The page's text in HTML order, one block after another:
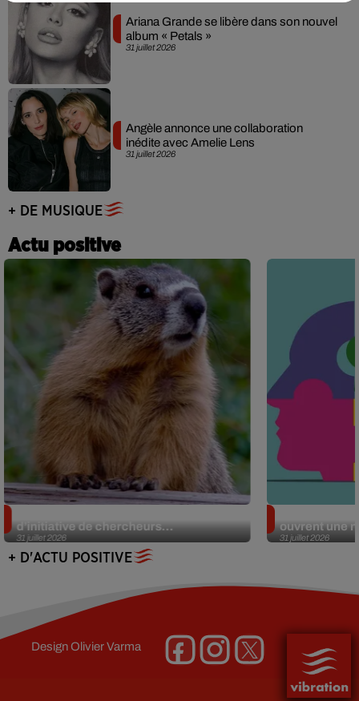
31 juillet 2026
Ariana Grande se libère dans son nouvel
album « Petals »
31 juillet 2026
Angèle annonce une collaboration
inédite avec Amelie Lens
+ DE MUSIQUE
Actu positive
31 juillet 2026
d’initiative de chercheurs...
31 juillet 2026
ouvrent une
+ D'ACTU POSITIVE
DesignOlivier Varma